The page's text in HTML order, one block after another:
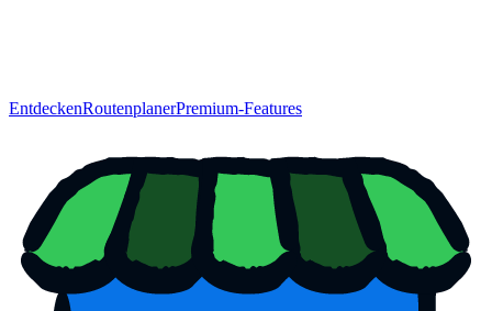
EntdeckenRoutenplanerPremium-Features